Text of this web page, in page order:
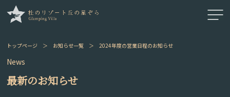
トップページ ＞ お知らせ一覧 ＞ 2024年度の営業日程のお知らせ
News
最新のお知らせ